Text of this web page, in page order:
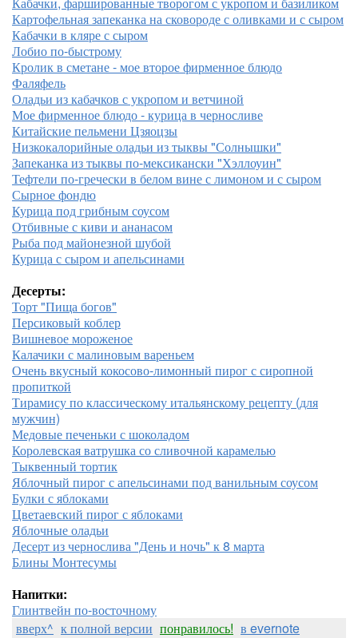
Картофельная запеканка на сковороде с оливками и с сыром
Кабачки в кляре с сыром
Лобио по-быстрому
Кролик в сметане - мое второе фирменное блюдо
Фаляфель
Оладьи из кабачков с укропом и ветчиной
Мое фирменное блюдо - курица в черносливе
Китайские пельмени Цзяоцзы
Низкокалорийные оладьи из тыквы "Солнышки"
Запеканка из тыквы по-мексикански "Хэллоуин"
Тефтели по-гречески в белом вине с лимоном и с сыром
Сырное фондю
Курица под грибным соусом
Отбивные с киви и ананасом
Рыба под майонезной шубой
Курица с сыром и апельсинами
Десерты:
Торт "Пища богов"
Персиковый коблер
Вишневое мороженое
Калачики с малиновым вареньем
Очень вкусный кокосово-лимонный пирог с сиропной
пропиткой
Тирамису по классическому итальянскому рецепту (для
мужчин)
Медовые печеньки с шоколадом
Королевская ватрушка со сливочной карамелью
Тыквенный тортик
Яблочный пирог с апельсинами под ванильным соусом
Булки с яблоками
Цветаевский пирог с яблоками
Яблочные оладьи
Десерт из чернослива "День и ночь" к 8 марта
Блины Монтесумы
Напитки:
Глинтвейн по-восточному
вверх^ к полной версии понравилось! в evernote